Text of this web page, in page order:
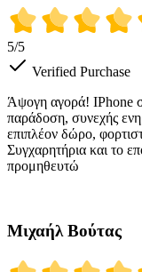
5/5
Verified Purchase
Άψογη αγορά! IPhone
παράδοση, συνεχής
επιπλέον δώρο,
Συγχαρητήρια και το
προμηθευτώ
Μιχαήλ Βούτας